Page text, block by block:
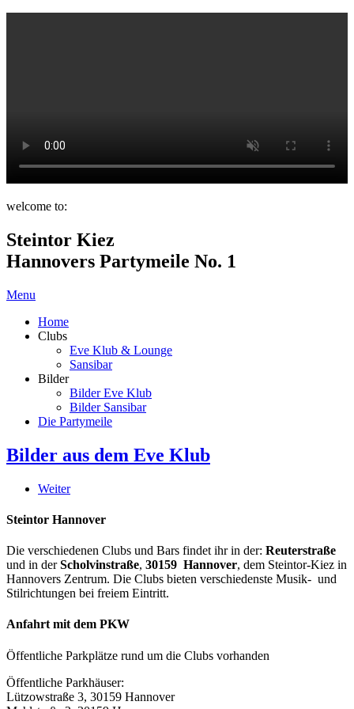
welcome to:
Steintor Kiez
Hannovers Partymeile No. 1
Menu
Home
Clubs
Eve Klub & Lounge
Sansibar
Bilder
Bilder Eve Klub
Bilder Sansibar
Die Partymeile
Bilder aus dem Eve Klub
Weiter
Steintor Hannover
Die verschiedenen Clubs und Bars findet ihr in der: Reuterstraße
und in derScholvinstraße, 30159 Hannover, dem Steintor-Kiez in
Hannovers Zentrum. Die Clubs bieten verschiedenste Musik- und
Stilrichtungen bei freiem Eintritt.
Anfahrt mit dem PKW
Öffentliche Parkplätze rund um die Clubs vorhanden
Öffentliche Parkhäuser:
Lützowstraße 3, 30159 Hannover